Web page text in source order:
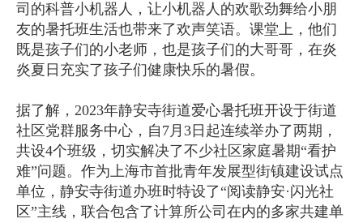
司的科普小机器人，让小机器人的欢歌劲舞给小朋
友的暑托班生活也带来了欢声笑语。课堂上，他们
既是孩子们的小老师，也是孩子们的大哥哥，在炎
炎夏日充实了孩子们健康快乐的暑假。
据了解，2023年静安寺街道爱心暑托班开设于街道
社区党群服务中心，自7月3日起连续举办了两期，
共设4个班级，切实解决了不少社区家庭暑期“看护
难”问题。作为上海市首批青年发展型街镇建设试点
单位，静安寺街道办班时特设了“阅读静安·闪光社
区”主线，联合包含了计算所公司在内的多家共建单